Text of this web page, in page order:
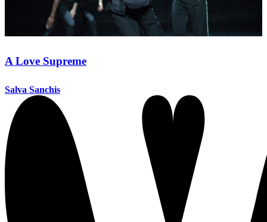
A Love Supreme
Salva Sanchis